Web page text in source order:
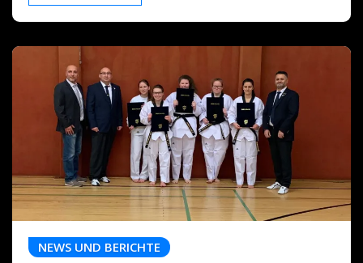
NEWS UND BERICHTE